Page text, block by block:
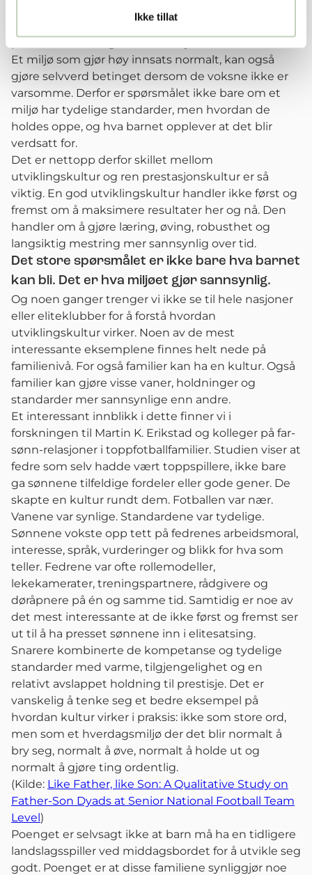
Ikke tillat
standarder er ikke automatisk det samme som en
Et miljø som gjør høy innsats normalt, kan også
gjøre selvverd betinget dersom de voksne ikke er
varsomme. Derfor er spørsmålet ikke bare om et
miljø har tydelige standarder, men hvordan de
holdes oppe, og hva barnet opplever at det blir
verdsatt for.
Det er nettopp derfor skillet mellom
utviklingskultur og ren prestasjonskultur er så
viktig. En god utviklingskultur handler ikke først og
fremst om å maksimere resultater her og nå. Den
handler om å gjøre læring, øving, robusthet og
langsiktig mestring mer sannsynlig over tid.
Det store spørsmålet er ikke bare hva barnet
kan bli. Det er hva miljøet gjør sannsynlig.
Og noen ganger trenger vi ikke se til hele nasjoner
eller eliteklubber for å forstå hvordan
utviklingskultur virker. Noen av de mest
interessante eksemplene finnes helt nede på
familienivå. For også familier kan ha en kultur. Også
familier kan gjøre visse vaner, holdninger og
standarder mer sannsynlige enn andre.
Et interessant innblikk i dette finner vi i
forskningen til Martin K. Erikstad og kolleger på far-
sønn-relasjoner i toppfotballfamilier. Studien viser at
fedre som selv hadde vært toppspillere, ikke bare
ga sønnene tilfeldige fordeler eller gode gener. De
skapte en kultur rundt dem. Fotballen var nær.
Vanene var synlige. Standardene var tydelige.
Sønnene vokste opp tett på fedrenes arbeidsmoral,
interesse, språk, vurderinger og blikk for hva som
teller. Fedrene var ofte rollemodeller,
lekekamerater, treningspartnere, rådgivere og
døråpnere på én og samme tid. Samtidig er noe av
det mest interessante at de ikke først og fremst ser
ut til å ha presset sønnene inn i elitesatsing.
Snarere kombinerte de kompetanse og tydelige
standarder med varme, tilgjengelighet og en
relativt avslappet holdning til prestisje. Det er
vanskelig å tenke seg et bedre eksempel på
hvordan kultur virker i praksis: ikke som store ord,
men som et hverdagsmiljø der det blir normalt å
bry seg, normalt å øve, normalt å holde ut og
normalt å gjøre ting ordentlig.
(Kilde: Like Father, like Son: A Qualitative Study on
Father-Son Dyads at Senior National Football Team
Level)
Poenget er selvsagt ikke at barn må ha en tidligere
landslagsspiller ved middagsbordet for å utvikle seg
godt. Poenget er at disse familiene synliggjør noe